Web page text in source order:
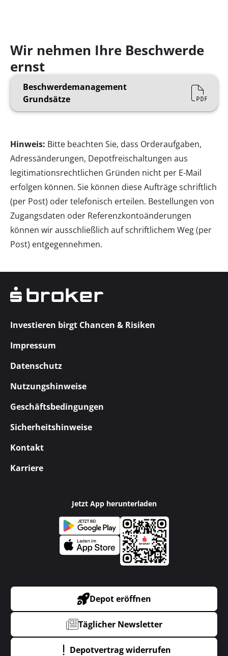
Wir nehmen Ihre Beschwerde
ernst
Beschwerdemanagement
Grundsätze
Hinweis: Bitte beachten Sie, dass Orderaufgaben,
Adressänderungen, Depotfreischaltungen aus
legitimationsrechtlichen Gründen nicht per E-Mail
erfolgen können. Sie können diese Aufträge schriftlich
(per Post) oder telefonisch erteilen. Bestellungen von
Zugangsdaten oder Referenzkontoänderungen
können wir ausschließlich auf schriftlichem Weg (per
Post) entgegennehmen.
Investieren birgt Chancen & Risiken
Impressum
Datenschutz
Nutzungshinweise
Geschäftsbedingungen
Sicherheitshinweise
Kontakt
Karriere
Jetzt App herunterladen
Depot eröffnen
Täglicher Newsletter
Depotvertrag widerrufen